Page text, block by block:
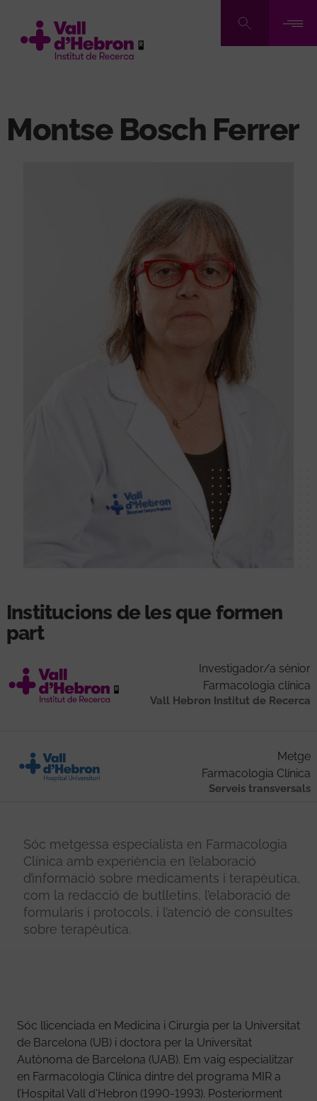
contingut
Montse Bosch Ferrer
Institucions de les que formen
part
Investigador/a sènior
Farmacologia clínica
Vall Hebron Institut de Recerca
Metge
Farmacologia Clínica
Serveis transversals
Sóc metgessa especialista en Farmacologia
Clínica amb experiència en l’elaboració
d’informació sobre medicaments i terapèutica,
com la redacció de butlletins, l’elaboració de
formularis i protocols, i l’atenció de consultes
sobre terapèutica.
Sóc llicenciada en Medicina i Cirurgia per la Universitat
de Barcelona (UB) i doctora per la Universitat
Autònoma de Barcelona (UAB). Em vaig especialitzar
en Farmacologia Clínica dintre del programa MIR a
l’Hospital Vall d'Hebron (1990-1993). Posteriorment